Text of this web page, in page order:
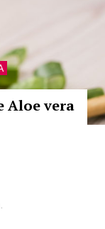
Aloe vera